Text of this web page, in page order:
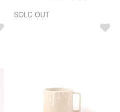
SOLD OUT